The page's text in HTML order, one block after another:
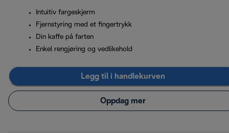
Intuitiv fargeskjerm
Fjernstyring med et fingertrykk
Din kaffe på farten
Enkel rengjøring og vedlikehold
Legg til i handlekurven
Oppdag mer